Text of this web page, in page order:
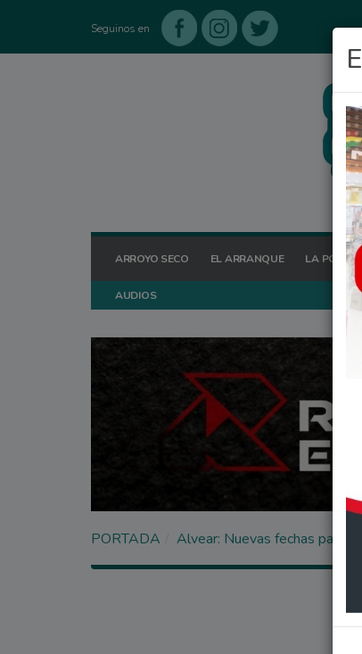
Seguinos en
ARROYO SECO EL ARRANQUE LA POSTA
AUDIOS
PORTADA Alvear: Nuevas fechas para